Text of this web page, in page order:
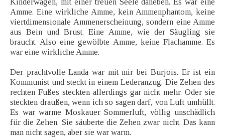
Kinderwagen, mit einer treuen Seele daneben. Es war eine
Amme. Eine wirkliche Amme, kein Ammenphantom, keine
viertdimensionale Ammenerscheinung, sondern eine Amme
aus Bein und Brust. Eine Amme, wie der Säugling sie
braucht. Also eine gewölbte Amme, keine Flachamme. Es
war eine wirkliche Amme.
Der prachtvolle Landa war mit mir bei Burjois. Er ist ein
Kommunist und steckt in einem Lederanzug. Die Zehen des
rechten Fußes steckten allerdings gar nicht mehr. Oder sie
steckten draußen, wenn ich so sagen darf, von Luft umhüllt.
Es war warme Moskauer Sommerluft, völlig unschädlich
für die Zehen. Sie säuberte die Zehen zwar nicht. Das kann
man nicht sagen, aber sie war warm.